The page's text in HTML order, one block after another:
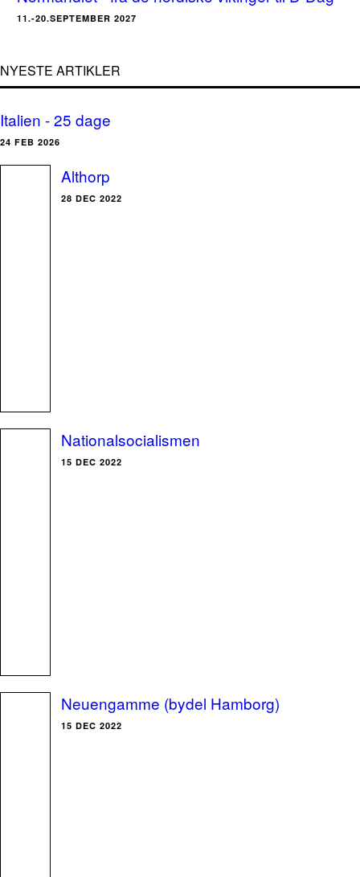
11.-20.SEPTEMBER 2027
NYESTE ARTIKLER
Italien - 25 dage
24 FEB 2026
Althorp
28 DEC 2022
Nationalsocialismen
15 DEC 2022
Neuengamme (bydel Hamborg)
15 DEC 2022